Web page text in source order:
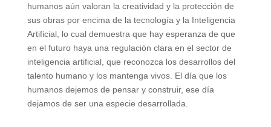
humanos aún valoran la creatividad y la protección de
sus obras por encima de la tecnología y la Inteligencia
Artificial, lo cual demuestra que hay esperanza de que
en el futuro haya una regulación clara en el sector de
inteligencia artificial, que reconozca los desarrollos del
talento humano y los mantenga vivos. El día que los
humanos dejemos de pensar y construir, ese día
dejamos de ser una especie desarrollada.